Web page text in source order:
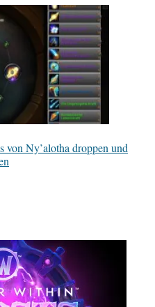
von Ny’alotha droppen und